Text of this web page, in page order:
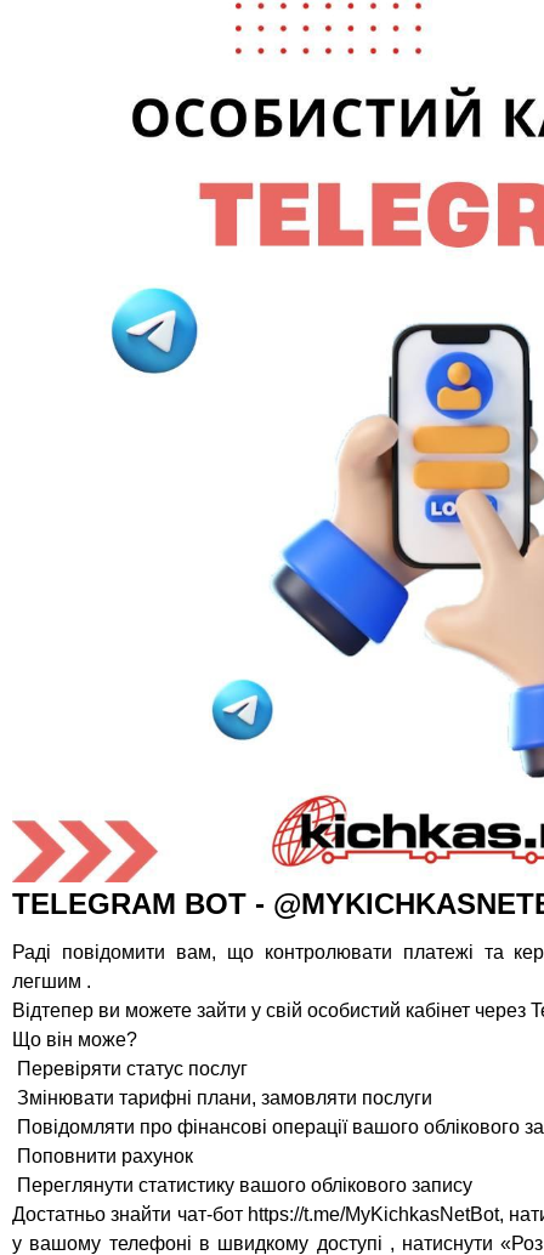
TELEGRAM BOT -
Раді повідомити вам, що контролювати платежі та
легшим .
Відтепер ви можете зайти у свій особистий кабінет
Що він може?
Перевіряти статус послуг
Змінювати тарифні плани, замовляти послуги
Повідомляти про фінансові операції вашого облікового
Поповнити рахунок
Переглянути статистику вашого облікового запису
Достатньо знайти чат-бот https://t.me/MyKichkasNetBot,
у вашому телефоні в швидкому доступі , натиснути